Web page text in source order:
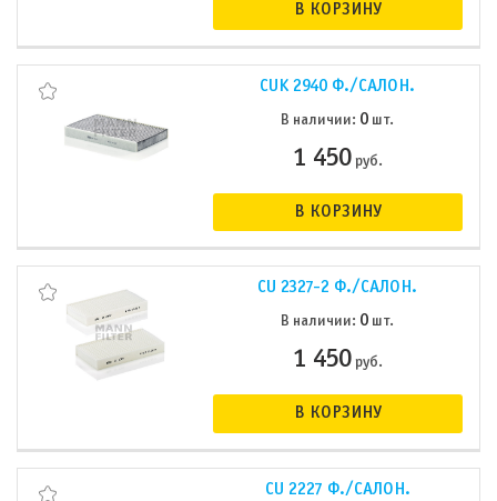
В КОРЗИНУ
CUK 2940 Ф./САЛОН.
В наличии: 0 шт.
1 450руб.
В КОРЗИНУ
CU 2327-2 Ф./САЛОН.
В наличии: 0 шт.
1 450руб.
В КОРЗИНУ
CU 2227 Ф./САЛОН.